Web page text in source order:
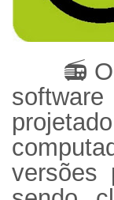
📻 O
versões